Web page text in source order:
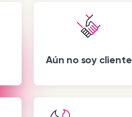
Aún no soy cliente